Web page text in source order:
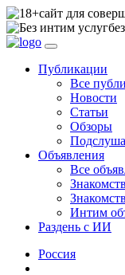
сайт для
Публикации
Все
Новости
Статьи
Обзоры
Объявления
Все
Интим
Раздень с ИИ
Россия